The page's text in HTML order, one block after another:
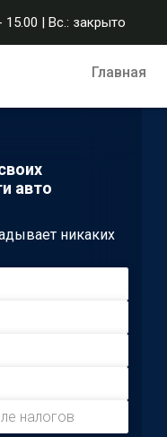
15.00 | Вс.: закрыто
Главная
авто
никаких